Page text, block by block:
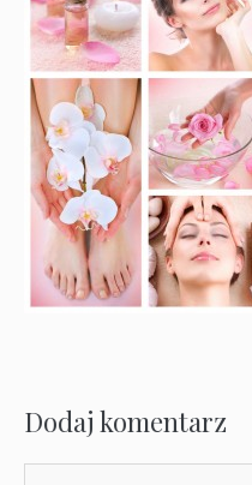
Dodaj komentarz